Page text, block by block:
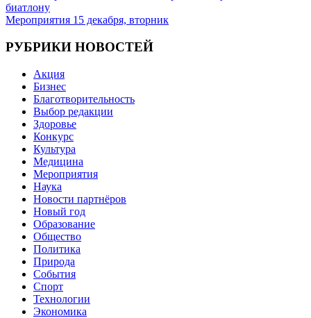
по
биатлону
Мероприятия 15 декабря, вторник
РУБРИКИ НОВОСТЕЙ
Акция
Бизнес
Благотворительность
Выбор редакции
Здоровье
Конкурс
Культура
Медицина
Мероприятия
Наука
Новости партнёров
Новый год
Образование
Общество
Политика
Природа
События
Спорт
Технологии
Экономика